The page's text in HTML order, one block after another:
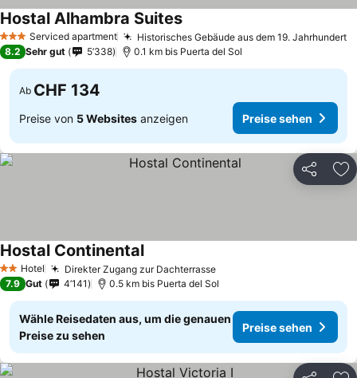
3 SterneServiced apartment Historisches Gebäude aus dem 19. Jahrhundert
Hostal Alhambra SuitesPreise sehen
8.2 Sehr gut 5’338 0.1 km bis Puerta del Sol
Ab CHF 134
Preise von 5 Websites anzeigen Preise sehen
Teilen
2 Sterne
Hotel Direkter Zugang zur DachterrassePreise sehen
Hostal ContinentalPreise sehen
7.9 Gut 4’141 0.5 km bis Puerta del Sol
Wähle Reisedaten aus, um die genauen
Preise zu sehen
Preise sehen